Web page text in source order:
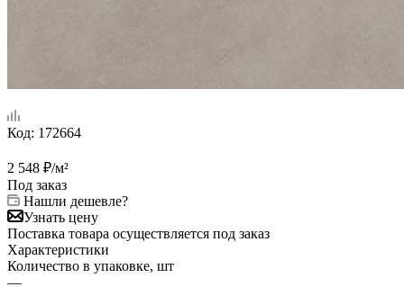
Код: 172664
2 548 ₽/м²
Под заказ
Нашли дешевле?
Узнать цену
Поставка товара осуществляется под заказ
Характеристики
Количество в упаковке, шт
—